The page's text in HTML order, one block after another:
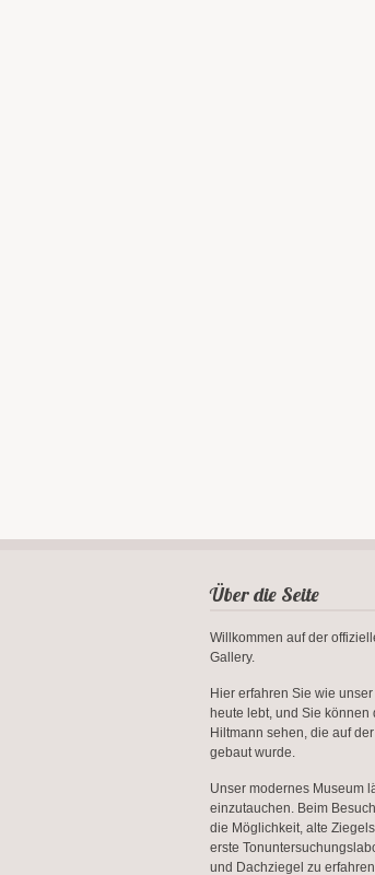
Über die Seite
Willkommen auf der
Gallery.
Hier erfahren Sie wie
heute lebt, und Sie
Hiltmann sehen, die auf
gebaut wurde.
Unser modernes Museum
einzutauchen. Beim
die Möglichkeit, alte
erste
und Dachziegel zu